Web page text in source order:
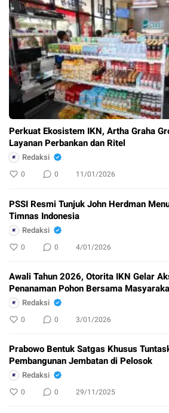
Perkuat Ekosistem IKN, Artha Graha
Layanan Perbankan dan Ritel
Redaksi
0 0 11/01/2026
PSSI Resmi Tunjuk John Herdman
Timnas Indonesia
Redaksi
0 0 4/01/2026
Awali Tahun 2026, Otorita IKN Gelar
Penanaman Pohon Bersama Masyaraka
Redaksi
0 0 3/01/2026
Prabowo Bentuk Satgas Khusus
Pembangunan Jembatan di Pelosok
Redaksi
0 0 29/11/2025